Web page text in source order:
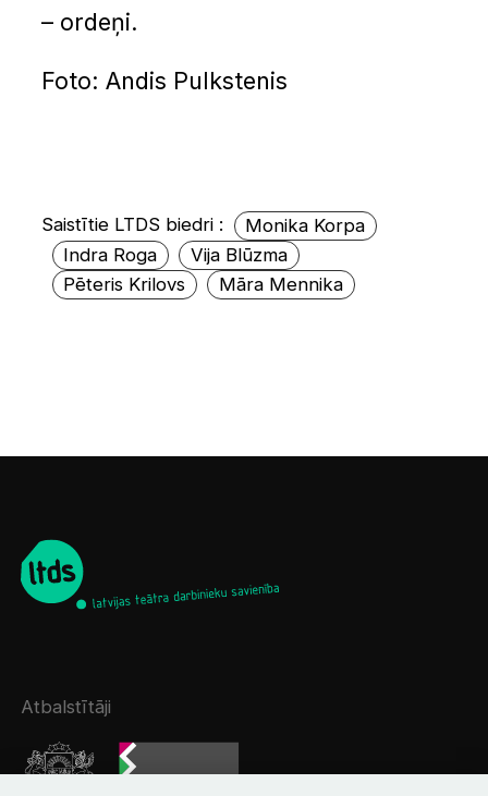
– ordeņi.
Foto: Andis Pulkstenis
Saistītie LTDS biedri :
Monika Korpa
Indra Roga
Vija Blūzma
Pēteris Krilovs
Māra Mennika
Atbalstītāji